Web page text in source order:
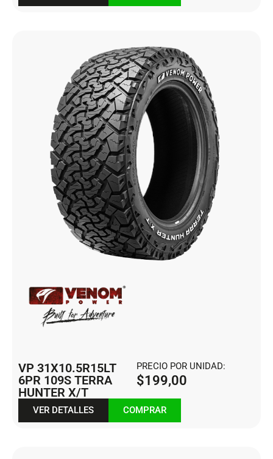
VP 31X10.5R15LT
6PR 109S TERRA
HUNTER X/T
PRECIO POR UNIDAD:
$199,00
VER DETALLES COMPRAR